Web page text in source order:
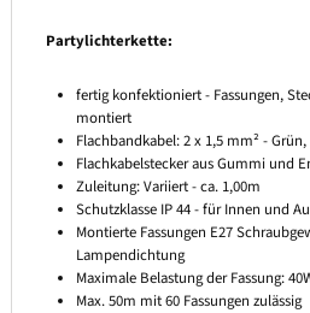
Partylichterkette:
fertig konfektioniert - Fassungen,
montiert
Flachbandkabel: 2 x 1,5 mm² - Grün,
Flachkabelstecker aus Gummi und
Zuleitung: Variiert - ca. 1,00m
Schutzklasse IP 44 - für Innen und
Montierte Fassungen E27
Lampendichtung
Maximale Belastung der Fassung:
Max. 50m mit 60 Fassungen zulässig